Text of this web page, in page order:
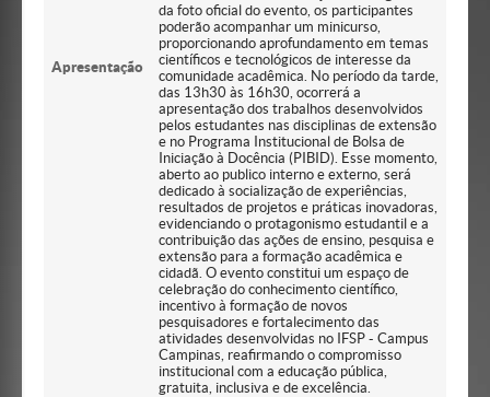
Apresentação
da foto oficial do evento, os participantes
poderão acompanhar um minicurso,
proporcionando aprofundamento em temas
científicos e tecnológicos de interesse da
comunidade acadêmica. No período da tarde,
das 13h30 às 16h30, ocorrerá a
apresentação dos trabalhos desenvolvidos
pelos estudantes nas disciplinas de extensão
e no Programa Institucional de Bolsa de
Iniciação à Docência (PIBID). Esse momento,
aberto ao publico interno e externo, será
dedicado à socialização de experiências,
resultados de projetos e práticas inovadoras,
evidenciando o protagonismo estudantil e a
contribuição das ações de ensino, pesquisa e
extensão para a formação acadêmica e
cidadã. O evento constitui um espaço de
celebração do conhecimento científico,
incentivo à formação de novos
pesquisadores e fortalecimento das
atividades desenvolvidas no IFSP - Campus
Campinas, reafirmando o compromisso
institucional com a educação pública,
gratuita, inclusiva e de excelência.